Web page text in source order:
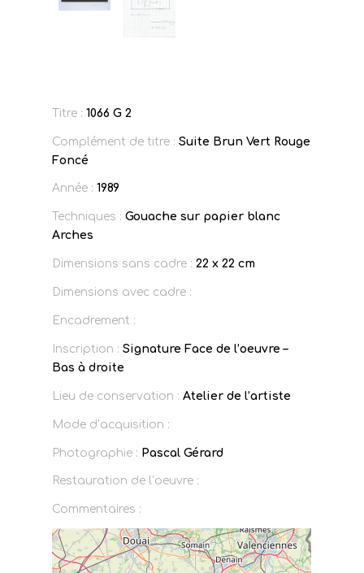
Titre : 1066 G 2
Complément de titre : Suite Brun Vert Rouge
Foncé
Année : 1989
Techniques : Gouache sur papier blanc
Arches
Dimensions sans cadre : 22 x 22 cm
Dimensions avec cadre :
Encadrement :
Inscription : Signature Face de l’oeuvre –
Bas à droite
Lieu de conservation : Atelier de l’artiste
Mode d’acquisition :
Photographie : Pascal Gérard
Restauration de l’oeuvre :
Commentaires :